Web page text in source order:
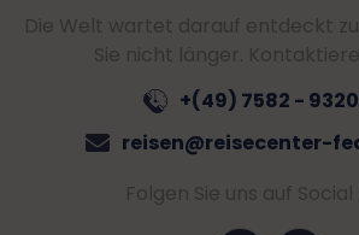
Die Welt wartet darauf entdeckt
Sie nicht länger.
+(49) 7582 -
reisen@reisecenter-
Folgen Sie uns auf